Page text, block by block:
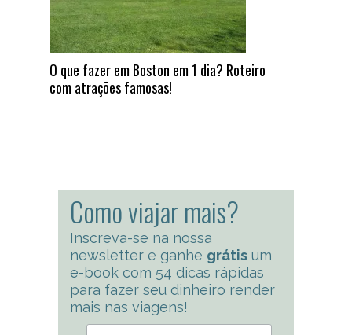
O que fazer em Boston em 1 dia? Roteiro
com atrações famosas!
Como viajar mais?
Inscreva-se na nossa
newsletter e ganhe grátis um
e-book com 54 dicas rápidas
para fazer seu dinheiro render
mais nas viagens!